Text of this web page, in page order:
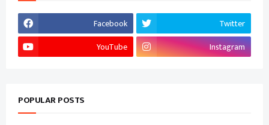
Facebook
Twitter
YouTube
Instagram
POPULAR POSTS